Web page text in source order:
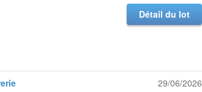
Détail du lot
29/06/2026